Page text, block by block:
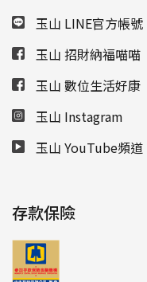
玉山 LINE官方帳號
玉山 招財納福喵喵
玉山 數位生活好康
玉山 Instagram
玉山 YouTube頻道
存款保險